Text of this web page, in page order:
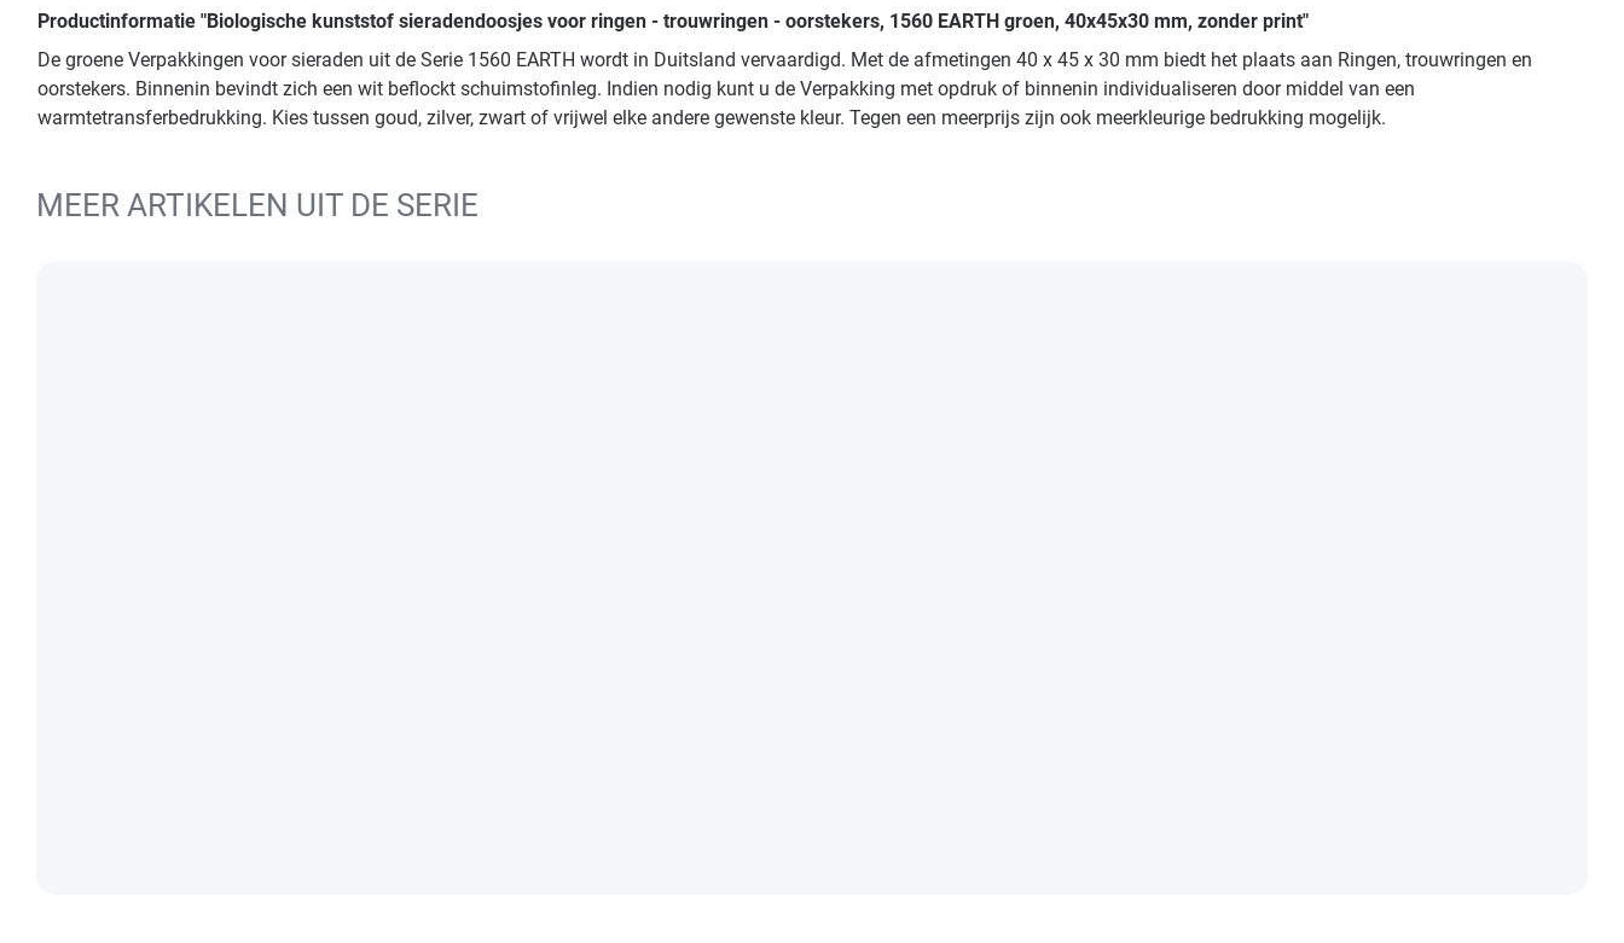
Productinformatie "Biologische kunststof sieradendoosjes voor ringen - trouwringen - oorstekers, 1560 EARTH groen, 40x45x30 mm, zonder print"
De groene Verpakkingen voor sieraden uit de Serie 1560 EARTH wordt in Duitsland vervaardigd. Met de afmetingen 40 x 45 x 30 mm biedt het plaats aan Ringen, trouwringen en
oorstekers. Binnenin bevindt zich een wit beflockt schuimstofinleg. Indien nodig kunt u de Verpakking met opdruk of binnenin individualiseren door middel van een
warmtetransferbedrukking. Kies tussen goud, zilver, zwart of vrijwel elke andere gewenste kleur. Tegen een meerprijs zijn ook meerkleurige bedrukking mogelijk.
MEER ARTIKELEN UIT DE SERIE